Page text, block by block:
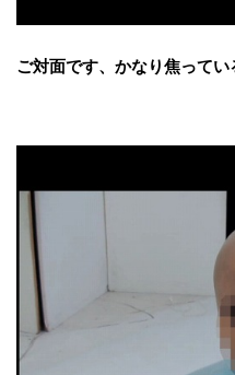
ご対面です、かなり焦ってい